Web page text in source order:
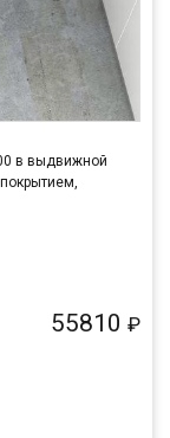
в выдвижной
55810 ₽